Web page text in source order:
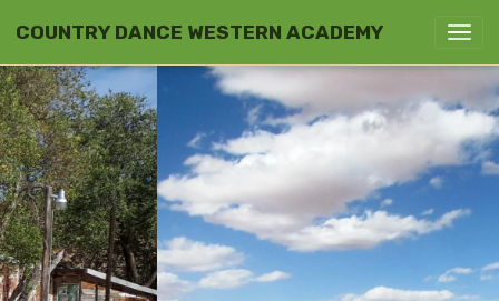
COUNTRY DANCE WESTERN ACADEMY